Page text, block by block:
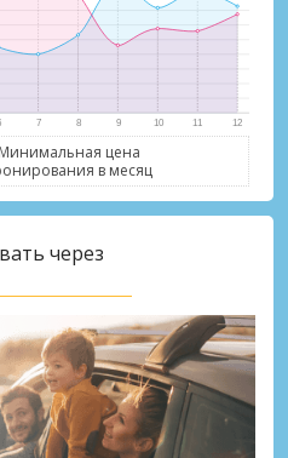
к эксклюзивным
Минимальная цена
в месяц
через